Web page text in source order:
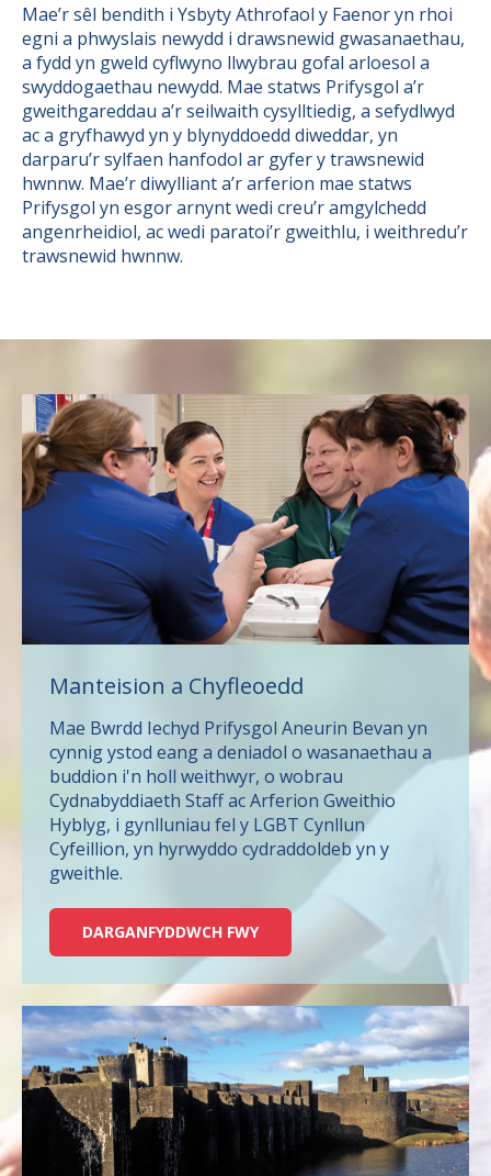
Mae’r sêl bendith i Ysbyty Athrofaol y Faenor yn rhoi
egni a phwyslais newydd i drawsnewid gwasanaethau,
a fydd yn gweld cyflwyno llwybrau gofal arloesol a
swyddogaethau newydd. Mae statws Prifysgol a’r
gweithgareddau a’r seilwaith cysylltiedig, a sefydlwyd
ac a gryfhawyd yn y blynyddoedd diweddar, yn
darparu’r sylfaen hanfodol ar gyfer y trawsnewid
hwnnw. Mae’r diwylliant a’r arferion mae statws
Prifysgol yn esgor arnynt wedi creu’r amgylchedd
angenrheidiol, ac wedi paratoi’r gweithlu, i weithredu’r
trawsnewid hwnnw.
Manteision a Chyfleoedd
Mae Bwrdd Iechyd Prifysgol Aneurin Bevan yn
cynnig ystod eang a deniadol o wasanaethau a
buddion i'n holl weithwyr, o wobrau
Cydnabyddiaeth Staff ac Arferion Gweithio
Hyblyg, i gynlluniau fel y LGBT Cynllun
Cyfeillion, yn hyrwyddo cydraddoldeb yn y
gweithle.
DARGANFYDDWCH FWY